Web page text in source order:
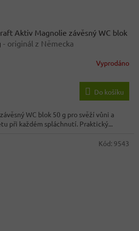
Aktiv Magnolie závěsný WC blok
- originál z Německa
Vyprodáno
Do košíku
WC blok 50 g pro svěží vůni a
při každém spláchnutí. Praktický...
Kód: 9543